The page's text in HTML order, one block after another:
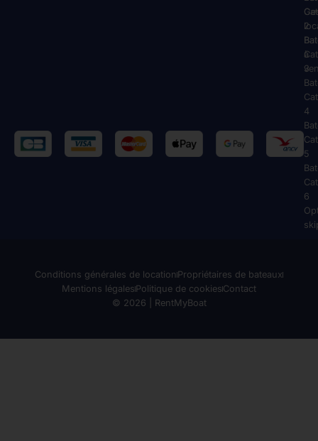
2
3
4
5
6
à
© 2026 | RentMyBoat
Conditions générales de location Propriétaires de bateaux
Mentions légales Politique de cookies Contact